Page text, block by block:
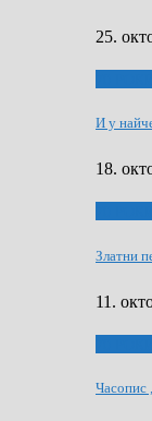
25.
И у
18.
Златни
11.
Часопис